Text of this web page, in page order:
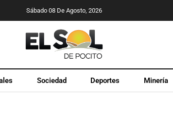
Sábado 08 De Agosto, 2026
Sociedad Deportes Minería